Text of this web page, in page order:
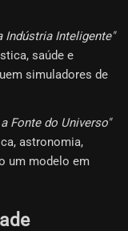
Indústria Inteligente"
saúde e
simuladores de
Fonte do Universo"
astronomia,
um modelo em